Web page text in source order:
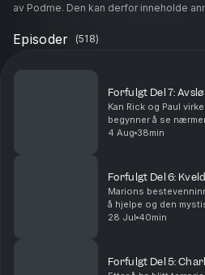
av Podme. Den kan derfor inneholde
Episoder (518)
Forfulgt Del 7:
Kan Rick og Paul
begynner å se
alvor når
4 Aug 38min
Forfulgt Del 6:
Marions
å hjelpe og den
til. Vil du annonsere i
28 Jul 40min
Forfulgt Del 5: